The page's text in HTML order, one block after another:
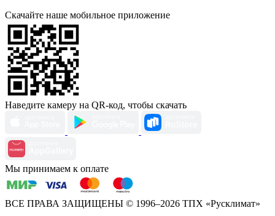
Скачайте наше мобильное приложение
Наведите камеру на QR-код, чтобы скачать
Мы принимаем к оплате
ВСЕ ПРАВА ЗАЩИЩЕНЫ © 1996–2026 ТПХ «Русклимат»